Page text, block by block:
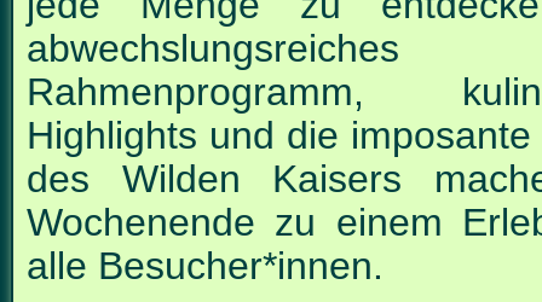
abwechslungsreiches
Rahmenprogramm,
Highlights und die imposante
des Wilden Kaisers
Wochenende zu einem
alle Besucher*innen.